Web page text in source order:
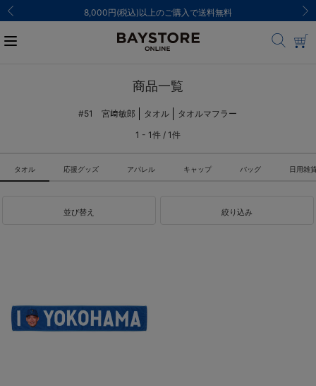
ご注文集中による発送についてのお知らせ
商品一覧
#51 宮﨑敏郎 タオル
タオルマフラー
1 - 1件 / 1件
タオル 応援グッズ アパレル キャップ バッグ 日用雑
並び替え 絞り込み